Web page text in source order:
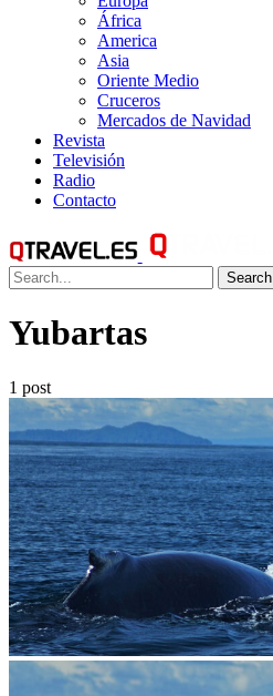
África
America
Asia
Oriente Medio
Cruceros
Mercados de Navidad
Revista
Televisión
Radio
Contacto
Search
Yubartas
1 post